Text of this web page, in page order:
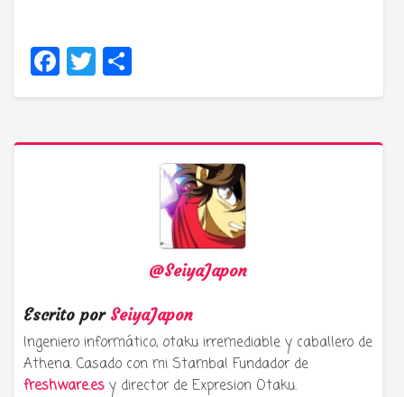
Facebook
Twitter
@SeiyaJapon
Escrito por SeiyaJapon
Ingeniero informático, otaku irremediable y caballero de
Athena. Casado con mi Stamba! Fundador de
freshware.es y director de Expresion Otaku.